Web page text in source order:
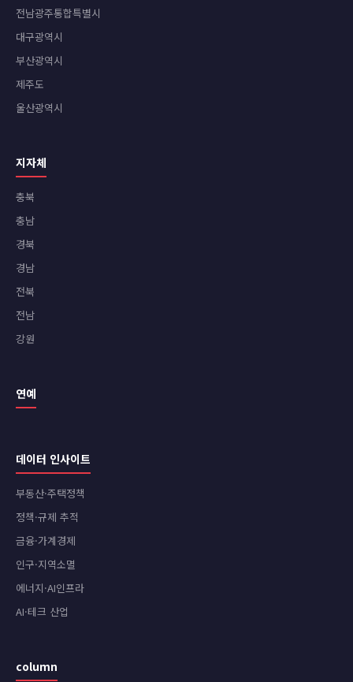
전남광주통합특별시
대구광역시
부산광역시
제주도
울산광역시
지자체
충북
충남
경북
경남
전북
전남
강원
연예
데이터 인사이트
부동산·주택정책
정책·규제 추적
금융·가계경제
인구·지역소멸
에너지·AI인프라
AI·테크 산업
column